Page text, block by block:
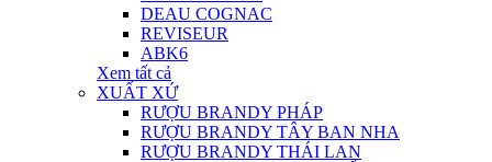
DEAU COGNAC
REVISEUR
ABK6
Xem tất cả
XUẤT XỨ
RƯỢU BRANDY PHÁP
RƯỢU BRANDY TÂY BAN NHA
RƯỢU BRANDY THÁI LAN